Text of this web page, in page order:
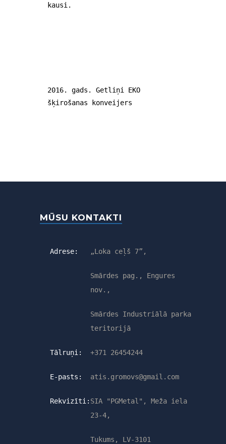
kausi.
2016. gads. Getliņi EKO
šķirošanas konveijers
MŪSU KONTAKTI
Adrese: „Loka ceļš 7”,
Smārdes pag., Engures
nov.,
Smārdes Industriālā parka
teritorijā
Tālruņi: +371 26454244
E-pasts: atis.gromovs@gmail.com
Rekvizīti: SIA "PGMetal", Meža iela
23-4,
Tukums, LV-3101